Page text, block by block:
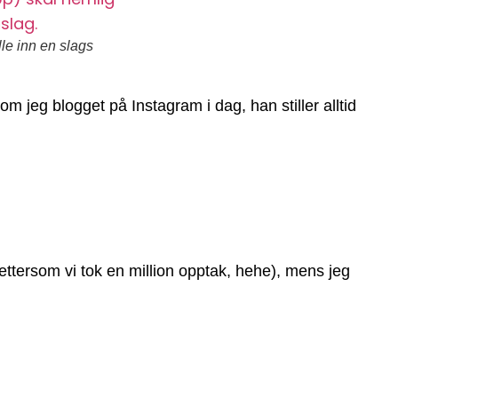
inn en slags
jeg blogget på Instagram i dag, han stiller alltid
vi tok en million opptak, hehe), mens jeg